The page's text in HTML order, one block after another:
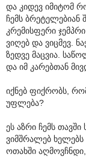
და კიდევ იმიტომ
ჩემს ბრეტელებიან
კრემისფერი
ვიღებ და ვიცმევ.
ზედვე მაცვია.
და იმ კარებთან
იქნებ ფიქრობს,
უფლება?
ეს აზრი ჩემს
ვიმშრალებ ხელებს
ოთახში